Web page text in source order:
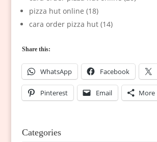
pizza hut online (18)
cara order pizza hut (14)
Share this:
WhatsApp Facebook
Pinterest Email More
Categories